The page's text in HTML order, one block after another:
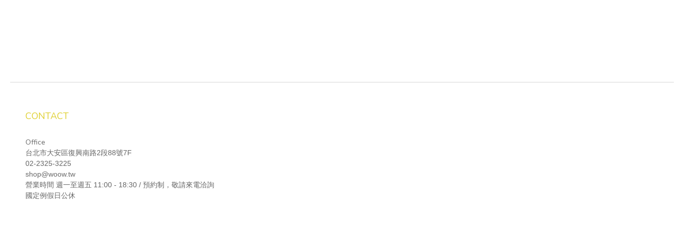
CONTACT
Office
台北市大安區復興南路2段88號7F
02-2325-3225
shop@woow.tw
營業時間 週一至週五 11:00 - 18:30 / 預約制，敬請來電洽詢
國定例假日公休